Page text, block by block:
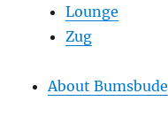
Lounge
Zug
About Bumsbude